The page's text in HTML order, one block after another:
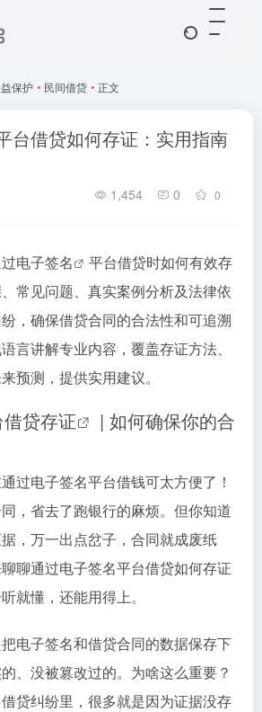
保护 • 民间借贷 • 正文
台借贷如何存证：实用指南
1,454 0 0
电子签名
平台借贷时如何有效存
常见问题、真实案例分析及法律依
，确保借贷合同的合法性和可追溯
言讲解专业内容，覆盖存证方法、
预测，提供实用建议。
借贷存证
| 如何确保你的合
过电子签名平台借钱可太方便了！
，省去了跑银行的麻烦。但你知道
，万一出点岔子，合同就成废纸
聊通过电子签名平台借贷如何存证
就懂，还能用得上。
电子签名和借贷合同的数据保存下
、没被篡改过的。为啥这么重要？
贷纠纷里，很多就是因为证据没存